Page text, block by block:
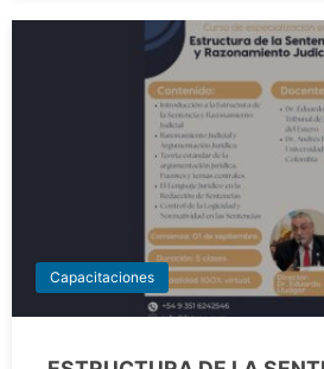
Capacitaciones